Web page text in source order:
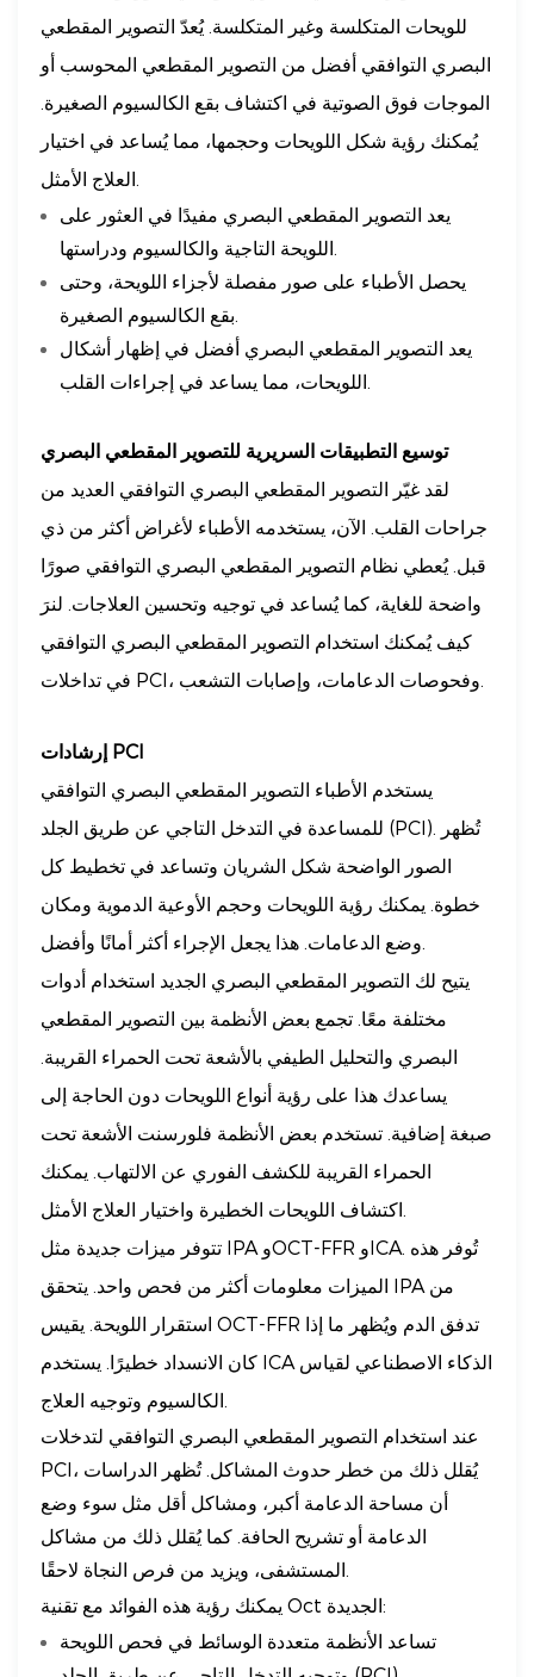
للويحات المتكلسة وغير المتكلسة. يُعدّ التصوير المقطعي
البصري التوافقي أفضل من التصوير المقطعي المحوسب أو
الموجات فوق الصوتية في اكتشاف بقع الكالسيوم الصغيرة.
يُمكنك رؤية شكل اللويحات وحجمها، مما يُساعد في اختيار
يعد التصوير المقطعي البصري مفيدًا في العثور على
يحصل الأطباء على صور مفصلة لأجزاء اللويحة، وحتى
يعد التصوير المقطعي البصري أفضل في إظهار أشكال
توسيع التطبيقات السريرية للتصوير المقطعي البصري
لقد غيّر التصوير المقطعي البصري التوافقي العديد من
جراحات القلب. الآن، يستخدمه الأطباء لأغراض أكثر من ذي
قبل. يُعطي نظام التصوير المقطعي البصري التوافقي صورًا
واضحة للغاية، كما يُساعد في توجيه وتحسين العلاجات. لنرَ
كيف يُمكنك استخدام التصوير المقطعي البصري التوافقي
إرشادات PCI
يستخدم الأطباء التصوير المقطعي البصري التوافقي
للمساعدة في التدخل التاجي عن طريق الجلد (PCI). تُظهر
الصور الواضحة شكل الشريان وتساعد في تخطيط كل
خطوة. يمكنك رؤية اللويحات وحجم الأوعية الدموية ومكان
يتيح لك التصوير المقطعي البصري الجديد استخدام أدوات
مختلفة معًا. تجمع بعض الأنظمة بين التصوير المقطعي
البصري والتحليل الطيفي بالأشعة تحت الحمراء القريبة.
يساعدك هذا على رؤية أنواع اللويحات دون الحاجة إلى
صبغة إضافية. تستخدم بعض الأنظمة فلورسنت الأشعة تحت
الحمراء القريبة للكشف الفوري عن الالتهاب. يمكنك
تتوفر ميزات جديدة مثل IPA وOCT-FFR وICA. تُوفر هذه
الميزات معلومات أكثر من فحص واحد. يتحقق IPA من
استقرار اللويحة. يقيس OCT-FFR تدفق الدم ويُظهر ما إذا
كان الانسداد خطيرًا. يستخدم ICA الذكاء الاصطناعي لقياس
عند استخدام التصوير المقطعي البصري التوافقي لتدخلات
PCI، يُقلل ذلك من خطر حدوث المشاكل. تُظهر الدراسات
أن مساحة الدعامة أكبر، ومشاكل أقل مثل سوء وضع
الدعامة أو تشريح الحافة. ​​كما يُقلل ذلك من مشاكل
يمكنك رؤية هذه الفوائد مع تقنية Oct الجديدة:
تساعد الأنظمة متعددة الوسائط في فحص اللويحة